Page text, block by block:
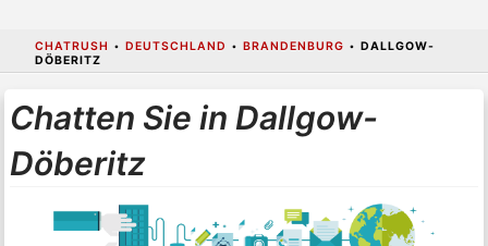
CHATRUSH • DEUTSCHLAND • BRANDENBURG • DALLGOW-
DÖBERITZ
Chatten Sie in Dallgow-
Döberitz